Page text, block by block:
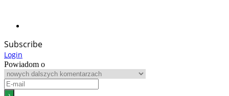
Subscribe
Login
Powiadom o